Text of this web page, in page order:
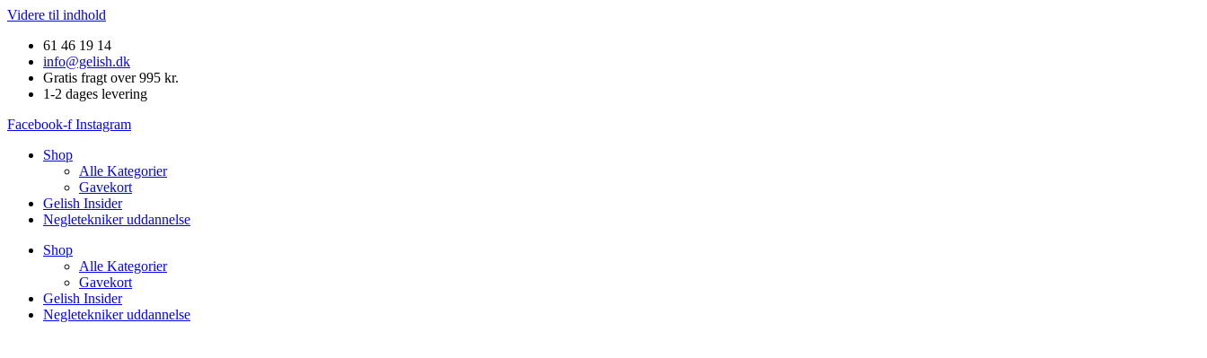
Videre til indhold
61 46 19 14
info@gelish.dk
Gratis fragt over 995 kr.
1-2 dages levering
Facebook-f Instagram
Shop
Alle Kategorier
Gavekort
Gelish Insider
Negletekniker uddannelse
Shop
Alle Kategorier
Gavekort
Gelish Insider
Negletekniker uddannelse